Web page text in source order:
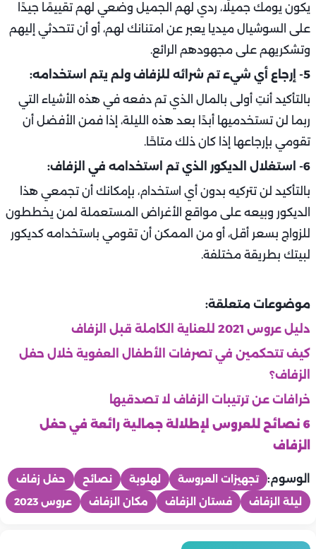
يكون يومك جميلًا، ردي لهم الجميل وضعي لهم تقييمًا جيدًا
على السوشيال ميديا يعبر عن امتنانك لهم، أو أن تتحدثي إليهم
وتشكريهم على مجهودهم الرائع.
5- إرجاع أي شيء تم شرائه للزفاف ولم يتم استخدامه:
بالتأكيد أنتِ أولى بالمال الذي تم دفعه في هذه الأشياء التي
ربما لن تستخدميها أبدًا بعد هذه الليلة، إذا فمن الأفضل أن
تقومي بإرجاعها إذا كان ذلك متاحًا.
6- استغلال الديكور الذي تم استخدامه في الزفاف:
بالتأكيد لن تتركيه بدون أي استخدام، بإمكانك أن تجمعي هذا
الديكور وبيعه على مواقع الأغراض المستعملة لمن يخططون
للزواج بسعر أقل، أو من الممكن أن تقومي باستخدامه كديكور
لبيتك بطريقة مختلفة.
موضوعات متعلقة:
دليل عروس 2021 للعناية الكاملة قبل الزفاف
كيف تتحكمين في تصرفات الأطفال العفوية خلال حفل
الزفاف؟
خرافات عن ترتيبات الزفاف لا تصدقيها
6 نصائح للعروس لإطلالة جمالية رائعة في حفل
الزفاف
الوسوم: تجهيزات العروسة لهلوبة نصائح
حفل زفاف
ليلة الزفاف
فستان الزفاف مكان الزفاف عروس 2023